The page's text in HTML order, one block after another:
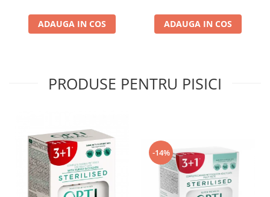
ADAUGA IN COS ADAUGA IN COS
PRODUSE PENTRU PISICI
-14%